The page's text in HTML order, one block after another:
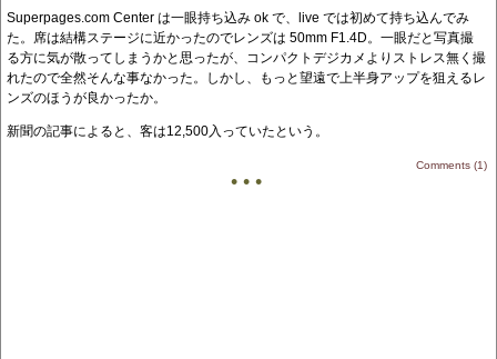
Superpages.com Center は一眼持ち込み ok で、live では初めて持ち込んでみ
た。席は結構ステージに近かったのでレンズは 50mm F1.4D。一眼だと写真撮
る方に気が散ってしまうかと思ったが、コンパクトデジカメよりストレス無く撮
れたので全然そんな事なかった。しかし、もっと望遠で上半身アップを狙えるレ
ンズのほうが良かったか。
新聞の記事によると 、客は12,500入っていたという。
Comments (1)
• • •